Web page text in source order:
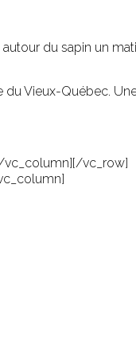
du sapin un
du Vieux-Québec.
vc_column][/vc_row]